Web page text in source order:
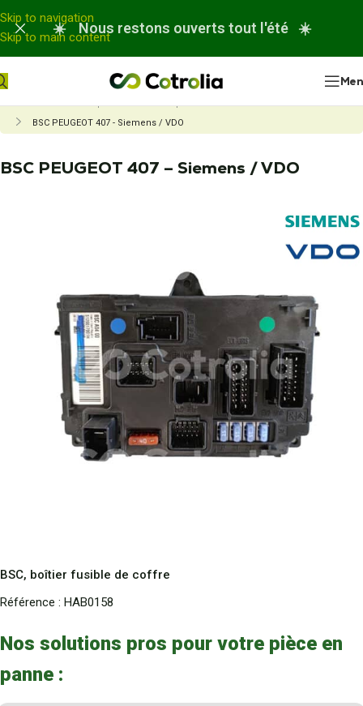
Panneau de gestion des cookies
Skip to navigation
Skip to main content
☀️ Nous restons ouverts tout l'été ☀️
Accueil Nos réparations
Réparation boitier habitacle - BSI UCH BCM...
BSC PEUGEOT 407 - Siemens / VDO
BSC PEUGEOT 407 – Siemens / VDO
BSC, boîtier fusible de coffre
Référence : HAB0158
Nos solutions pros pour votre pièce en
panne :